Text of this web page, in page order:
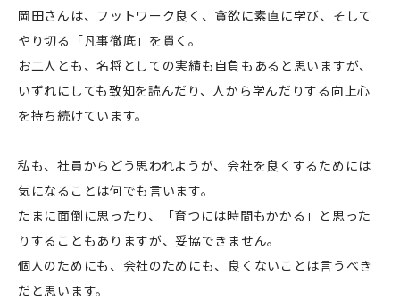
岡田さんは、フットワーク良く、貪欲に素直に学び、そして
やり切る「凡事徹底」を貫く。
お二人とも、名将としての実績も自負もあると思いますが、
いずれにしても致知を読んだり、人から学んだりする向上心
を持ち続けています。
私も、社員からどう思われようが、会社を良くするためには
気になることは何でも言います。
たまに面倒に思ったり、「育つには時間もかかる」と思った
りすることもありますが、妥協できません。
個人のためにも、会社のためにも、良くないことは言うべき
だと思います。